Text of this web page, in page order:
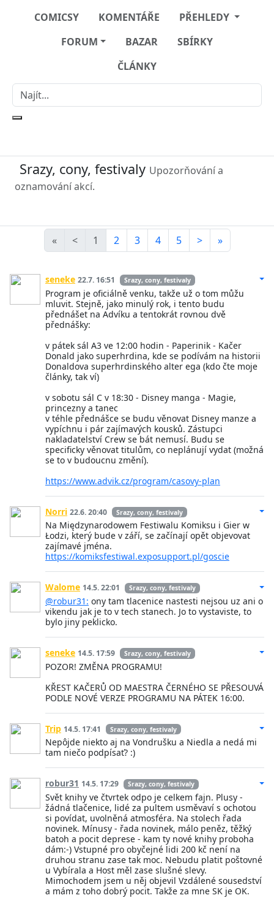
COMICSY KOMENTÁŘE
PŘEHLEDY
FORUM
BAZAR
SBÍRKY
ČLÁNKY
Srazy, cony, festivaly Upozorňování a
oznamování akcí.
« < 1 2 3 4 5 > »
seneke 22.7. 16:51 Srazy, cony, festivaly
Program je oficiálně venku, takže už o tom můžu
mluvit. Stejně, jako minulý rok, i tento budu
přednášet na Advíku a tentokrát rovnou dvě
přednášky:
v pátek sál A3 ve 12:00 hodin - Paperinik - Kačer
Donald jako superhrdina, kde se podívám na historii
Donaldova superhrdinského alter ega (kdo čte moje
články, tak ví)
v sobotu sál C v 18:30 - Disney manga - Magie,
princezny a tanec
v téhle přednášce se budu věnovat Disney manze a
vypíchnu i pár zajímavých kousků. Zástupci
nakladatelství Crew se bát nemusí. Budu se
specificky věnovat titulům, co neplánují vydat (možná
se to v budoucnu změní).
https://www.advik.cz/program/casovy-plan
Norri 22.6. 20:40 Srazy, cony, festivaly
Na Międzynarodowem Festiwalu Komiksu i Gier w
Łodzi, který bude v září, se začínají opět objevovat
zajímavé jména.
https://komiksfestiwal.exposupport.pl/goscie
Walome 14.5. 22:01 Srazy, cony, festivaly
@robur31: ony tam tlacenice nastesti nejsou uz ani o
vikendu jak je to v tech stanech. Jo to vystaviste, to
bylo jiny peklicko.
seneke 14.5. 17:59 Srazy, cony, festivaly
POZOR! ZMĚNA PROGRAMU!
KŘEST KAČERŮ OD MAESTRA ČERNÉHO SE PŘESOUVÁ
PODLE NOVÉ VERZE PROGRAMU NA PÁTEK 16:00.
Trip 14.5. 17:41 Srazy, cony, festivaly
Nepôjde niekto aj na Vondrušku a Niedla a nedá mi
tam niečo podpísať? :)
robur31 14.5. 17:29 Srazy, cony, festivaly
Svět knihy ve čtvrtek odpo je celkem fajn. Plusy -
žádná tlačenice, lidé za pultem usměvaví s ochotou
si povídat, uvolněná atmosféra. Na stolech řada
novinek. Mínusy - řada novinek, málo peněz, těžký
batoh a pocit deprese - kam ty nové knihy proboha
dám:-) Vstupné pro obyčejné lidi 200 kč není na
druhou stranu zase tak moc. Nebudu platit poštovné
u Vybírala a Host měl zase slušné slevy.
Mimochodem jsem u něj objevil Vzdálené sousedství
a mám z toho dobrý pocit. Takže za mne SK je OK.